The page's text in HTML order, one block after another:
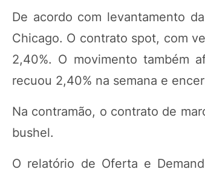
De acordo com levantamento da
Chicago. O contrato spot, com
2,40%. O movimento também
recuou 2,40% na semana e
Na contramão, o contrato de
bushel.
O relatório de Oferta e